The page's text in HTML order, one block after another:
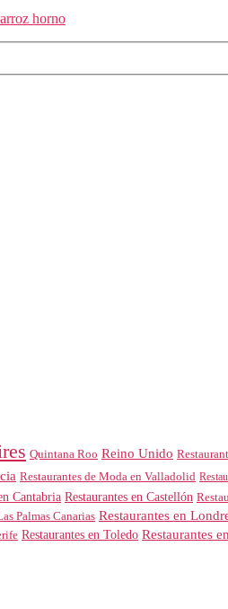
horno
Quintana Roo Reino Unido
Restaurantes de Moda en Valladolid
Cantabria Restaurantes en Castellón
Palmas Canarias Restaurantes en
Restaurantes en Toledo Restaurantes